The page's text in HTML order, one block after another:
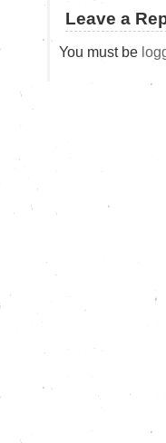
Leave a
You must be